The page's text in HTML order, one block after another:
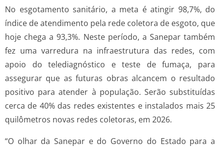
No esgotamento sanitário, a meta é atingir 98,7%, do
índice de atendimento pela rede coletora de esgoto, que
hoje chega a 93,3%. Neste período, a Sanepar também
fez uma varredura na infraestrutura das redes, com
apoio do telediagnóstico e teste de fumaça, para
assegurar que as futuras obras alcancem o resultado
positivo para atender à população. Serão substituídas
cerca de 40% das redes existentes e instalados mais 25
quilômetros novas redes coletoras, em 2026.
“O olhar da Sanepar e do Governo do Estado para a